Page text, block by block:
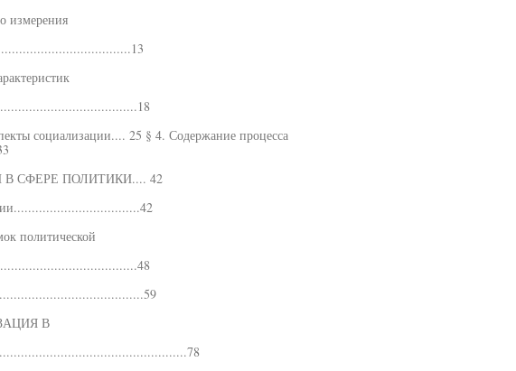
измерения
социализации.... 25 § 4. Содержание процесса
СФЕРЕ ПОЛИТИКИ.... 42
политической
В